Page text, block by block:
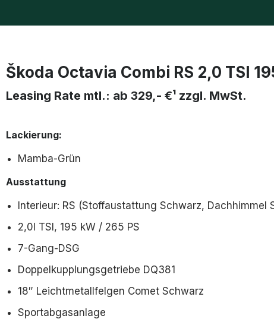
Škoda Octavia Combi RS 2,0 TSI
Leasing Rate mtl.: ab 329,- €¹ zzgl. MwSt.
Lackierung:
Mamba-Grün
Ausstattung
Interieur: RS (Stoffaustattung Schwarz, Dachhimmel
2,0l TSI, 195 kW / 265 PS
7-Gang-DSG
Doppelkupplungsgetriebe DQ381
18″ Leichtmetallfelgen Comet Schwarz
Sportabgasanlage